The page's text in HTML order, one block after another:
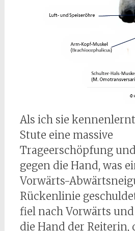
Als ich sie
Stute eine massive
Trageerschöpfung
gegen die Hand, was
Vorwärts-
Rückenlinie
fiel nach Vorwärts
die Hand der Reiterin,